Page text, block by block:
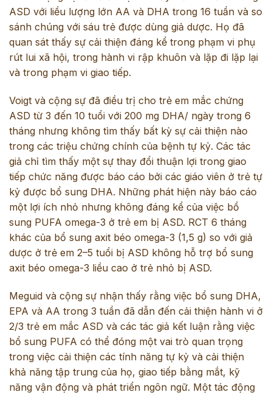
ASD với liều lượng lớn AA và DHA trong 16 tuần và so
sánh chúng với sáu trẻ được dùng giả dược. Họ đã
quan sát thấy sự cải thiện đáng kể trong phạm vi phụ
rút lui xã hội, trong hành vi rập khuôn và lặp đi lặp lại
và trong phạm vi giao tiếp.
Voigt và cộng sự đã điều trị cho trẻ em mắc chứng
ASD từ 3 đến 10 tuổi với 200 mg DHA/ ngày trong 6
tháng nhưng không tìm thấy bất kỳ sự cải thiện nào
trong các triệu chứng chính của bệnh tự kỷ. Các tác
giả chỉ tìm thấy một sự thay đổi thuận lợi trong giao
tiếp chức năng được báo cáo bởi các giáo viên ở trẻ tự
kỷ được bổ sung DHA. Những phát hiện này báo cáo
một lợi ích nhỏ nhưng không đáng kể của việc bổ
sung PUFA omega-3 ở trẻ em bị ASD. RCT 6 tháng
khác của bổ sung axit béo omega-3 (1,5 g) so với giả
dược ở trẻ em 2–5 tuổi bị ASD không hỗ trợ bổ sung
axit béo omega-3 liều cao ở trẻ nhỏ bị ASD.
Meguid và cộng sự nhận thấy rằng việc bổ sung DHA,
EPA và AA trong 3 tuần đã dẫn đến cải thiện hành vi ở
2/3 trẻ em mắc ASD và các tác giả kết luận rằng việc
bổ sung PUFA có thể đóng một vai trò quan trọng
trong việc cải thiện các tính năng tự kỷ và cải thiện
khả năng tập trung của họ, giao tiếp bằng mắt, kỹ
năng vận động và phát triển ngôn ngữ. Một tác động